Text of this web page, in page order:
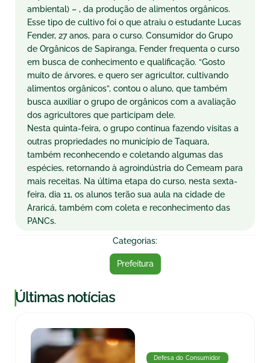
ambiental) – , da produção de alimentos orgânicos.
Esse tipo de cultivo foi o que atraiu o estudante Lucas
Fender, 27 anos, para o curso. Consumidor do Grupo
de Orgânicos de Sapiranga, Fender frequenta o curso
em busca de conhecimento e qualificação. “Gosto
muito de árvores, e quero ser agricultor, cultivando
alimentos orgânicos”, contou o aluno, que também
busca auxiliar o grupo de orgânicos com a avaliação
dos agricultores que participam dele.
Nesta quinta-feira, o grupo continua fazendo visitas a
outras propriedades no município de Taquara,
também reconhecendo e coletando algumas das
espécies, retornando à agroindústria do Cemeam para
mais receitas. Na última etapa do curso, nesta sexta-
feira, dia 11, os alunos terão sua aula na cidade de
Araricá, também com coleta e reconhecimento das
PANCs.
Categorias:
Prefeitura
|Últimas notícias
Defesa do Consumidor